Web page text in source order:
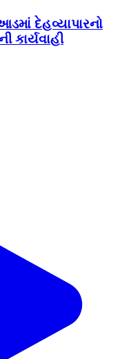
દેહવ્યાપારનો
કાર્યવાહી